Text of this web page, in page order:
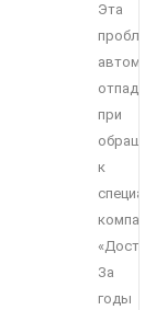
Эта
при
к
За
годы